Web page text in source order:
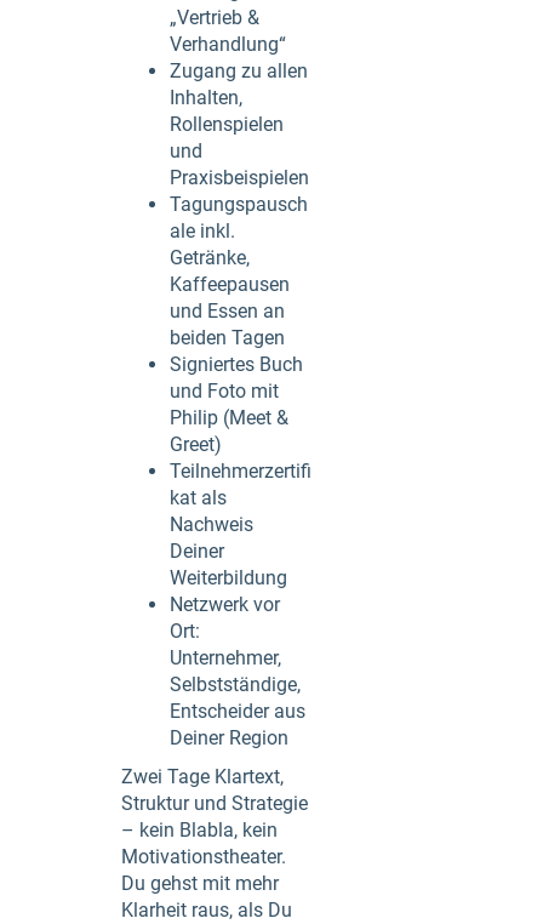
„Vertrieb &
Verhandlung“
Zugang zu allen
Inhalten,
Rollenspielen
und
Praxisbeispielen
Tagungspausch
ale inkl.
Getränke,
Kaffeepausen
und Essen an
beiden Tagen
Signiertes Buch
und Foto mit
Philip (Meet &
Greet)
Teilnehmerzertifi
kat als
Nachweis
Deiner
Weiterbildung
Netzwerk vor
Ort:
Unternehmer,
Selbstständige,
Entscheider aus
Deiner Region
Zwei Tage Klartext,
Struktur und Strategie
– kein Blabla, kein
Motivationstheater.
Du gehst mit mehr
Klarheit raus, als Du